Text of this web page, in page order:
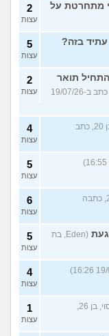
מתחרטת על
2
עצות
5
עצות
תואר
(מדמח, בן 21, כתב ב-19/07/26
2
עצות
(אודי, בן 20, כתב
4
עצות
5
עצות
(היוש, בת 29, כתבה
6
עצות
(Eden, בת
5
עצות
4
עצות
(חסוי, בן 26,
1
עצות